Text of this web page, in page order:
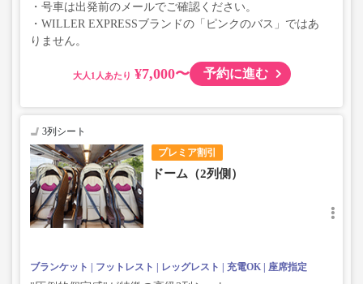
・号車は出発前のメールでご確認ください。
・WILLER EXPRESSブランドの「ピンクのバス」ではあ
りません。
大人 ¥7,000〜 予約に進む
プレミア割引
3列シート
ドーム（2列側）
ブランケット フットレスト レッグレスト 充電OK 座席指定